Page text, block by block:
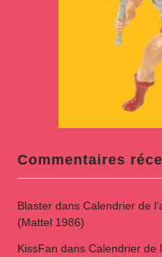
Commentaires
Blasterdans Calendrier de
(Mattel 1986)
KissFan dans Calendrier de